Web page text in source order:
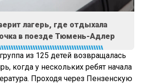
лагерь, где отдыхала
в поезде Тюмень-Адлер
из 125 детей возвращалась
когда у нескольких ребят начала
Проходя через Пензенскую